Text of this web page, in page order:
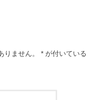
りません。 * が付いている